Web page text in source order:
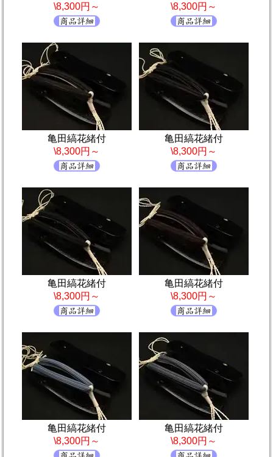
\8,300円～
\8,300円～
亀田縞花緒付
\8,300円～
亀田縞花緒付
\8,300円～
亀田縞花緒付
\8,300円～
亀田縞花緒付
\8,300円～
亀田縞花緒付
\8,300円～
亀田縞花緒付
\8,300円～